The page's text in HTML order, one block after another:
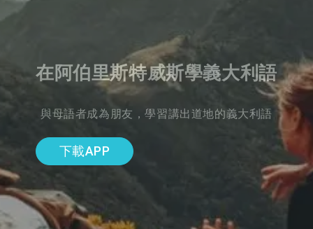
在阿伯里斯特威斯學義大利語
與母語者成為朋友，學習講出道地的義大利語
下載APP